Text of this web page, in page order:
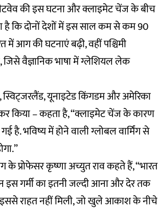
की इस घटना और क्लाइमेट चेंज के बीच
है कि दोनों देशों में इस साल कम से कम 90
आग की घटनाएं बढ़ी, वहीं पश्चिमी
जिसे वैज्ञानिक भाषा में ग्लेशियल लेक
स्विट्जरलैंड, यूनाइटेड किंगडम और अमेरिका
कर किया – कहता है, “क्लाइमेट चेंज के कारण
भविष्य में होने वाली ग्लोबल वार्मिंग से
प्रोफेसर कृष्णा अच्युत राव कहते हैं, “भारत
इस गर्मी का इतनी जल्दी आना और देर तक
इससे राहत नहीं मिली, जो खुले आकाश के नीचे